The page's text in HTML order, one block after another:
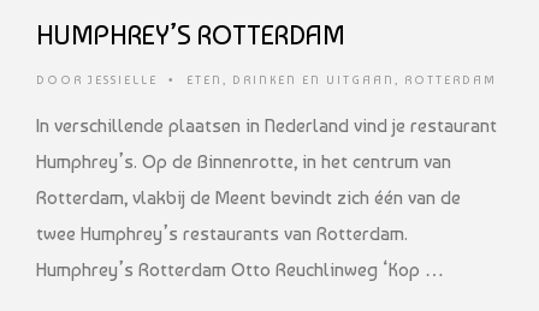
HUMPHREY’S ROTTERDAM
DOOR JESSIELLE • ETEN, DRINKEN EN UITGAAN , ROTTERDAM
In verschillende plaatsen in Nederland vind je restaurant
Humphrey’s. Op de Binnenrotte, in het centrum van
Rotterdam, vlakbij de Meent bevindt zich één van de
twee Humphrey’s restaurants van Rotterdam.
Humphrey’s Rotterdam Otto Reuchlinweg ‘Kop …